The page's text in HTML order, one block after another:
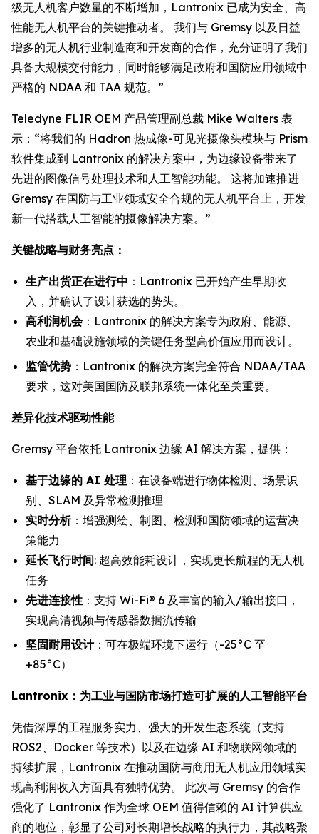
级无人机客户数量的不断增加，Lantronix 已成为安全、高
性能无人机平台的关键推动者。 我们与 Gremsy 以及日益
增多的无人机行业制造商和开发商的合作，充分证明了我们
具备大规模交付能力，同时能够满足政府和国防应用领域中
严格的 NDAA 和 TAA 规范。”
Teledyne FLIR OEM 产品管理副总裁 Mike Walters 表
示：“将我们的 Hadron 热成像-可见光摄像头模块与 Prism
软件集成到 Lantronix 的解决方案中，为边缘设备带来了
先进的图像信号处理技术和人工智能功能。 这将加速推进
Gremsy 在国防与工业领域安全合规的无人机平台上，开发
新一代搭载人工智能的摄像解决方案。”
关键战略与财务亮点：
生产出货正在进行中 ：Lantronix 已开始产生早期收
入，并确认了设计获选的势头。
高利润机会：Lantronix 的解决方案专为政府、能源、
农业和基础设施领域的关键任务型高价值应用而设计。
监管优势 ：Lantronix 的解决方案完全符合 NDAA/TAA
要求，这对美国国防及联邦系统一体化至关重要。
差异化技术驱动性能
Gremsy 平台依托 Lantronix 边缘 AI 解决方案，提供：
基于边缘的 AI 处理 ：在设备端进行物体检测、场景识
别、SLAM 及异常检测推理
实时分析：增强测绘、制图、检测和国防领域的运营决
策能力
延长飞行时间: 超高效能耗设计，实现更长航程的无人机
任务
先进连接性 ：支持 Wi-Fi® 6 及丰富的输入/输出接口，
实现高清视频与传感器数据流传输
坚固耐用设计：可在极端环境下运行（-25°C 至
+85°C）
Lantronix：为工业与国防市场打造可扩展的人工智能平台
凭借深厚的工程服务实力、强大的开发生态系统（支持
ROS2、Docker 等技术）以及在边缘 AI 和物联网领域的
持续扩展，Lantronix 在推动国防与商用无人机应用领域实
现高利润收入方面具有独特优势。 此次与 Gremsy 的合作
强化了 Lantronix 作为全球 OEM 值得信赖的 AI 计算供应
商的地位，彰显了公司对长期增长战略的执行力，其战略聚